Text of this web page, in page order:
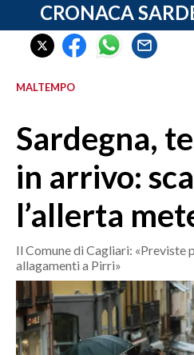
CRONACA SARDEGNA
CAGLIARI
SULCIS IGLESIENTE
ORISTANO E PROVINCIA
SASSARI E PROVINCIA
GALLURA
NUORO E PROVINCIA
OGLIASTRA
AGENDA
CRONACA
ITALIA
MONDO
CRONACA
MALTEMPO
Sardegna,
in arrivo:
l’allerta
Il Comune di Cagliari: «Previste
allagamenti a Pirri»